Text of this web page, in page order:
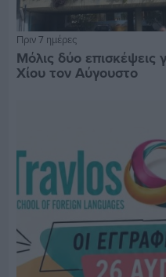
Πριν 7 ημέρες
Μόλις δύο επισκέψεις
Χίου τον Αύγουστο